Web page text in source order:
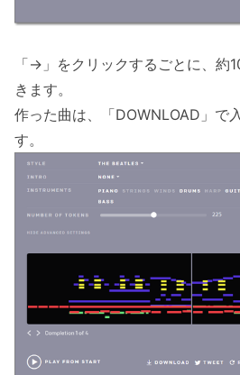
「→」をクリックするごとに、約
きます。
作った曲は、「DOWNLOAD」で
す。